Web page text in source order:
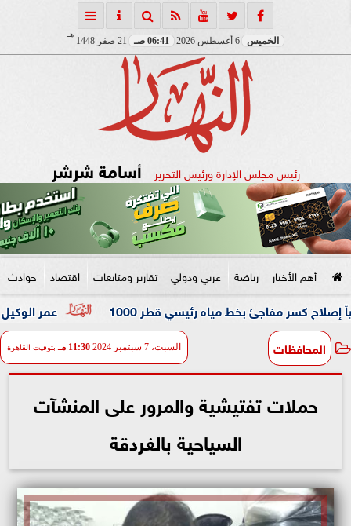
الخميس 06:41 صـ 21 صفر 1448
هـ
رئيس مجلس الإدارة ورئيس التحرير أسامة شرشر
أهم الأخبار رياضة عربي ودولي تقارير ومتابعات اقتصاد حوادث
عمر الوكيل ”بكار” مفاجئ بخط مياه رئيسي قطر 1000
المحافظات السبت، 7 سبتمبر 2024 11:30 مـ بتوقيت القاهرة
حملات تفتيشية والمرور على المنشآت
السياحية بالغردقة